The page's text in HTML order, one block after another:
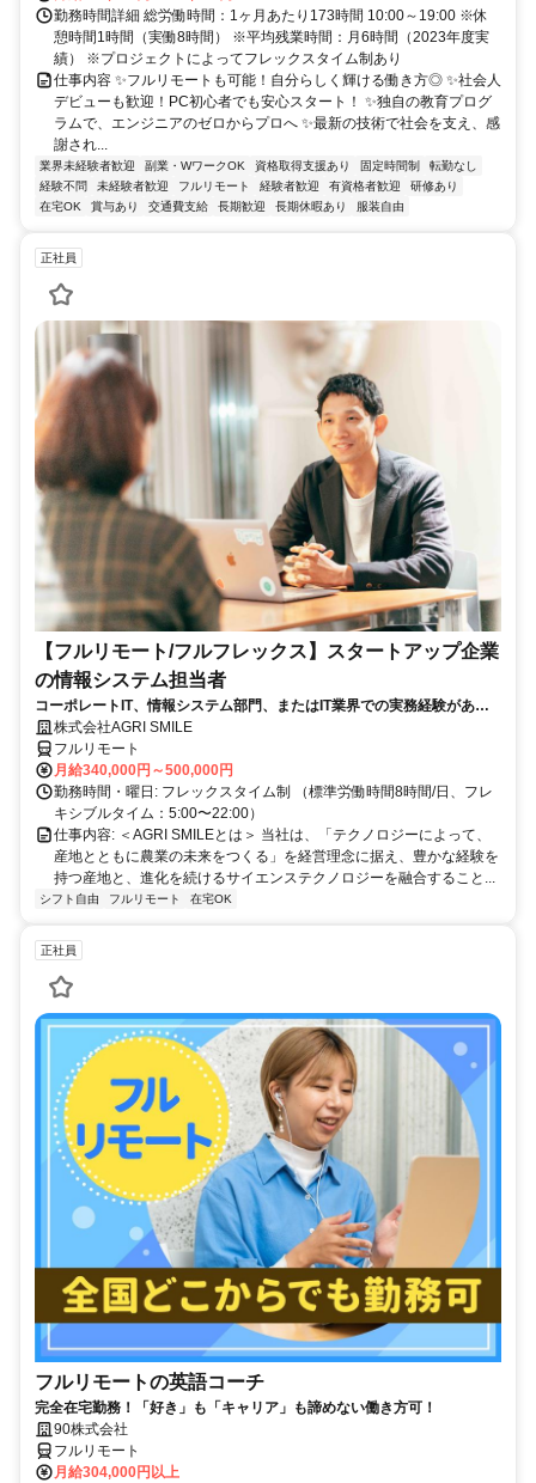
勤務時間詳細 総労働時間：1ヶ月あたり173時間 10:00～19:00 ※休
憩時間1時間（実働8時間） ※平均残業時間：月6時間（2023年度実
績） ※プロジェクトによってフレックスタイム制あり
仕事内容 ✨フルリモートも可能！自分らしく輝ける働き方◎ ✨社会人
デビューも歓迎！PC初心者でも安心スタート！ ✨独自の教育プログ
ラムで、エンジニアのゼロからプロへ ✨最新の技術で社会を支え、感
謝され...
業界未経験者歓迎 副業・WワークOK 資格取得支援あり 固定時間制
転勤なし
経験不問
未経験者歓迎 フルリモート 経験者歓迎 有資格者歓迎
研修あり
在宅OK
賞与あり 交通費支給 長期歓迎 長期休暇あり 服装自由
正社員
【フルリモート/フルフレックス】スタートアップ企業
の情報システム担当者
コーポレートIT、情報システム部門、またはIT業界での実務経験がある
方、大歓迎！
株式会社AGRI SMILE
フルリモート
月給340,000円～500,000円
勤務時間・曜日: フレックスタイム制 （標準労働時間8時間/日、フレ
キシブルタイム：5:00〜22:00）
仕事内容: ＜AGRI SMILEとは＞ 当社は、「テクノロジーによって、
産地とともに農業の未来をつくる」を経営理念に据え、豊かな経験を
持つ産地と、進化を続けるサイエンステクノロジーを融合すること...
シフト自由 フルリモート 在宅OK
正社員
フルリモートの英語コーチ
完全在宅勤務！「好き」も「キャリア」も諦めない働き方可！
90株式会社
フルリモート
月給304,000円以上